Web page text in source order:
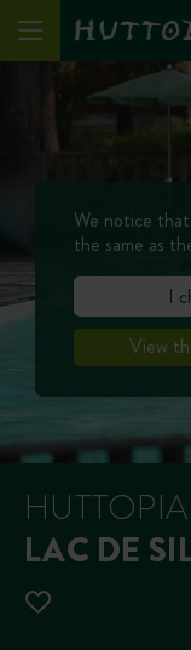
HUTTOPIA
LAC DE
We notice
the same as
I
View